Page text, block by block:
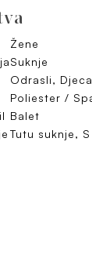
Žene
Suknje
Odrasli, Djeca
Poliester /
Balet
Tutu suknje,